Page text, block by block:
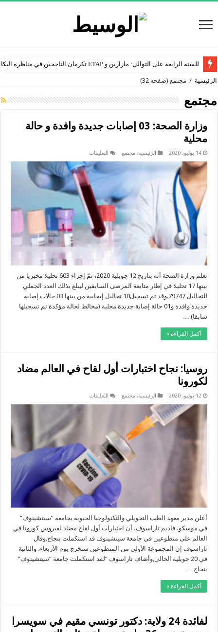
للسنة الرابعة على التوالي: مازارين و ETAP تكرمان الناجحين في مناظرة البكالوريا
الرئيسية / مجتمع (صفحه 32)
مجتمع
وزارة الصحة: 03 إصابات جديدة وافدة و حالة
محلية
14 يوليو، 2020 الرئيسية, مجتمع التعليقات
الصحة:
03
إصابات
جديدة
وافدة
حالة
محلية
مغلقة
تعلم وزارة الصحة أنه بتاريخ 12 جويلية 2020، تمّ إجراء 603 تحليلا مخبريا من
بينها 17 تحليلا في إطار متابعة المرضى السابقين ليبلغ بذلك العدد الجملي
للتحاليل 79747.وقد تم تسجيل10 تحاليل إيجابية من بينها 03 حالات إصابة
جديدة وافدة و01 حالة إصابة جديدة محلية (مخالط لحالة مؤكدة تم تسجيلها
سابقا) …
أكمل القراءة »
روسيا: نجاح اختبارات أول لقاح في العالم مضاد
لكورونا
12 يوليو، 2020 الرئيسية, مجتمع التعليقات
مضاد
لكورونا
مغلقة
أعلن مدير معهد الطب التحويلي والتكنولوجيا الحيوية بجامعة “سيتشينوف”
في موسكو، فاديم تاراسوف، أن اختبارات أول لقاح مضاد لفيروس كورونا في
العالم على متطوعين في جامعة سيتشينوف قد استكملت بنجاح.وقال
تاراسوف إن المجموعة الأولى من المتطوعين ستخرج يوم الأربعاء، والثانية
في 20 جويلية الحالي,وأضاف تاراسوف “لقد استكملت جامعة “سيتشينوف”
بنجاح …
أكمل القراءة »
لفائدة 24 ولاية: دكتور تونسي مقيم في سويسرا